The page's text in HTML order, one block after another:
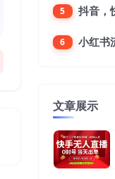
5
6
文章展示